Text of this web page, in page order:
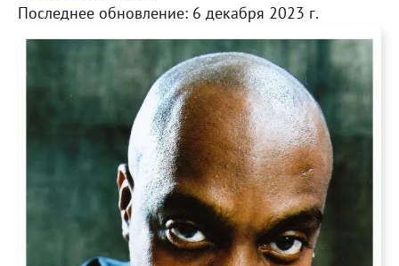
Последнее обновление: 6 декабря 2023 г.